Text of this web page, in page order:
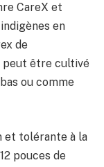
CareX et
en
de
peut être cultivé
ou comme
et tolérante à la
pouces de